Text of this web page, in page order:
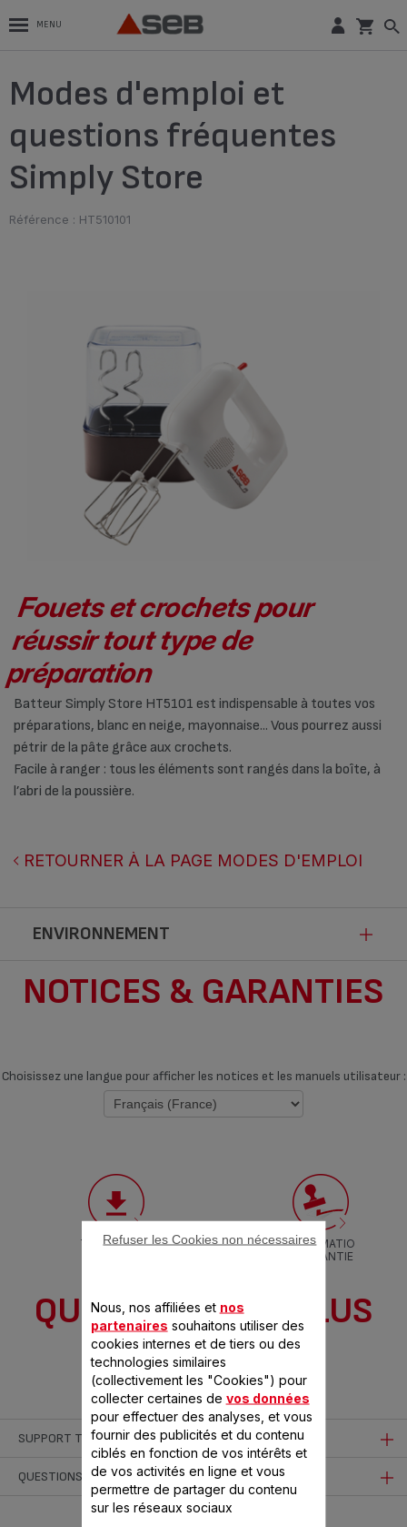
MENU
Modes d'emploi et
questions fréquentes
Simply Store
Référence : HT510101
Fouets et crochets pour
réussir tout type de
préparation
Batteur Simply Store HT5101 est indispensable à toutes vos
préparations, blanc en neige, mayonnaise... Vous pourrez aussi
pétrir de la pâte grâce aux crochets.
Facile à ranger : tous les éléments sont rangés dans la boîte, à
l’abri de la poussière.
RETOURNER À LA PAGE MODES D'EMPLOI
ENVIRONNEMENT
Ce produit n’est pas impacté par les
Anti-Gaspillage pour une Economie
Circulaire.
NOTICES & GARANTIES
Choisissez une langue pour afficher les notices et les manuels utilisateur :
TÉLÉCHARGE
INFORMATIO
N GARANTIE
QUESTIONS LES PLUS
FRÉQUENTES
SUPPORT TECHNIQUE
Que faire si le câble d'alimentation de mon appareil est
endommagé ?
QUESTIONS DIVERSES
Où déposer mon appareil lorsqu'il arrive en fin de vie ?
Nous, nos affiliées et nos
partenaires souhaitons utiliser des
cookies internes et de tiers ou des
technologies similaires
(collectivement les "Cookies") pour
collecter certaines de vos données
pour effectuer des analyses, et vous
fournir des publicités et du contenu
ciblés en fonction de vos intérêts et
de vos activités en ligne et vous
permettre de partager du contenu
sur les réseaux sociaux
Refuser les Cookies non nécessaires